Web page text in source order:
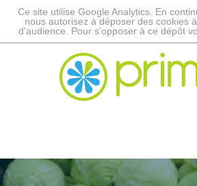
Ce site utilise Google Analytics. En
nous autorisez à déposer des cookies
d'audience. Pour s'opposer à ce dépôt